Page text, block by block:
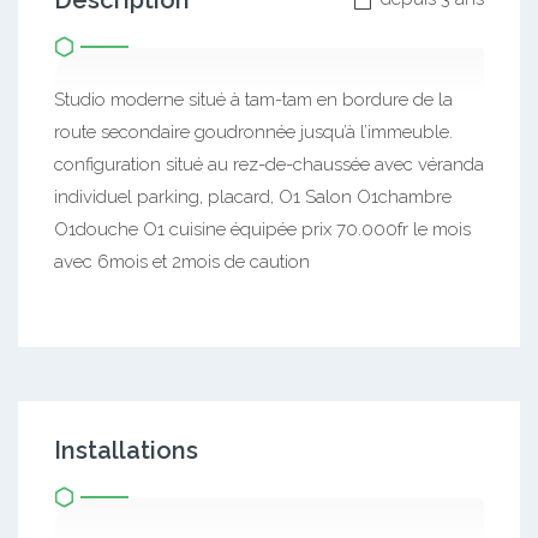
Studio moderne situé à tam-tam en bordure de la
route secondaire goudronnée jusqu’à l’immeuble.
configuration situé au rez-de-chaussée avec véranda
individuel parking, placard, O1 Salon O1chambre
O1douche O1 cuisine équipée prix 70.000fr le mois
avec 6mois et 2mois de caution
Installations